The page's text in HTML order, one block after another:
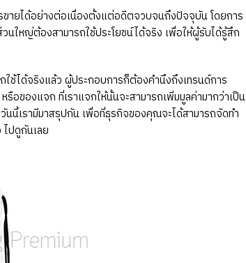
ขายได้อย่างต่อเนื่องตั้งแต่อดีตจวบจนถึงปัจจุบัน โดยการ
นใหญ่ต้องสามารถใช้ประโยชน์ได้จริง เพื่อให้ผู้รับได้รู้สึก
ช้ได้จริงแล้ว ผู้ประกอบการก็ต้องคำนึงถึงเทรนด์การ
อของแจก ที่เราแจกให้นั้นจะสามารถเพิ่มมูลค่ามากว่าเป็น
นี้เรามีมาสรุปกัน เพื่อที่ธุรกิจของคุณจะได้สามารถจัดทำ
ปดูกันเลย